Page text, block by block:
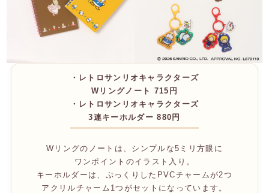
・レトロサンリオキャラクターズ
Wリングノート 715円
・レトロサンリオキャラクターズ
3連キーホルダー 880円
Wリングのノートは、シンプルな5ミリ方眼に
ワンポイントのイラスト入り。
キーホルダーは、ぷっくりしたPVCチャームが2つ
アクリルチャーム1つがセットになっています。